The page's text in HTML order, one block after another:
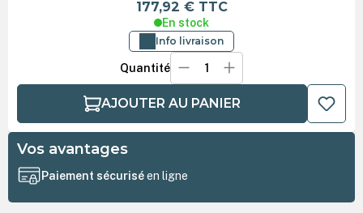
177,92 € TTC
En stock
Info livraison
Quantité
AJOUTER AU PANIER
Vos avantages
Paiement sécuriséen ligne